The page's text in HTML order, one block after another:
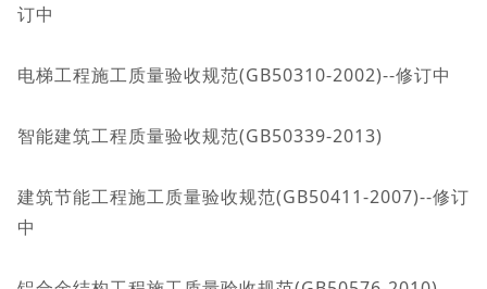
订中
电梯工程施工质量验收规范(GB50310-2002)--修订中
智能建筑工程质量验收规范(GB50339-2013)
建筑节能工程施工质量验收规范(GB50411-2007)--修订
中